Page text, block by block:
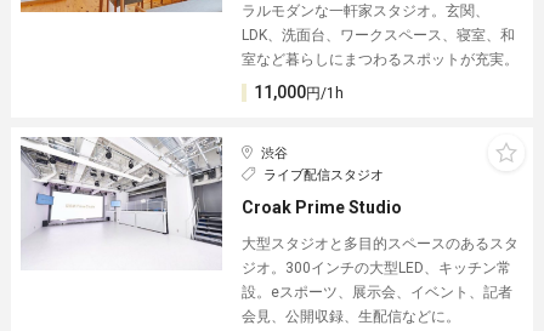
ラルモダンな一軒家スタジオ。玄関、
LDK、洗面台、ワークスペース、寝室、和
室など暮らしにまつわるスポットが充実。
11,000円/1h
渋谷
ライブ配信スタジオ
Croak Prime Studio
大型スタジオと多目的スペースのあるスタ
ジオ。300インチの大型LED、キッチン常
設。eスポーツ、展示会、イベント、記者
会見、公開収録、生配信などに。